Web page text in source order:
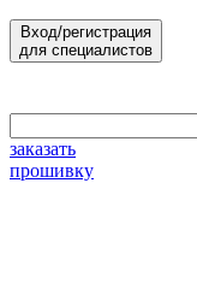
Вход/регистрация
для специалистов
заказать
прошивку